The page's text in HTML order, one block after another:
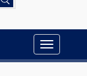
Toggle
navigation